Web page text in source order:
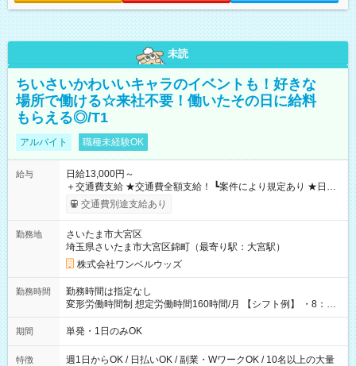
未読
ちいさいかわいいキャラのイベントも！好きな
場所で働ける☆来社不要！働いたその日に給料
もらえる◎/T1
アルバイト 職種未経験OK
給与
日給13,000円～
＋交通費支給 ★交通費全額支給！ ┗案件により規定あり ★日払
いOK！（規定あり） ┗働いたその日に現金GET♪ お仕事後はコ
ンビニATMから 日払い分を引き落とせます！ 【試用期間】試
交通費別途支給あり
勤務地
さいたま市大宮区
埼玉県さいたま市大宮区錦町（最寄り駅：大宮駅）
株式会社ワンベルウッズ
勤務時間
勤務時間は指定なし
変形労働時間制 想定労働時間160時間/月 【シフト例】 ・8：00
～21：00
期間 単発・1日のみOK
特徴
週1日からOK / 日払いOK / 副業・WワークOK / 10名以上の大量